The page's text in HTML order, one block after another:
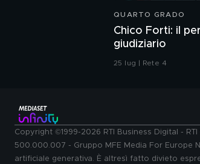
QUARTO GRADO
Chico Forti: il
giudiziario
25 lug | Rete 4
Copyright ©1999-2026 RTI Business Digital -
500.000.007 - Gruppo MFE Media For Europe
artificiale generativa. È altresì fatto divieto